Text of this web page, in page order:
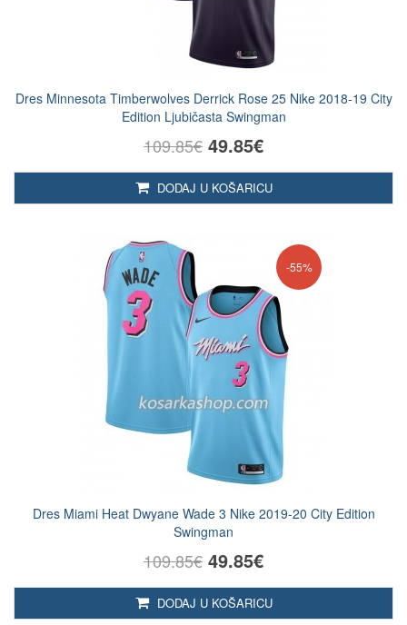
Dres Minnesota Timberwolves Derrick Rose 25 Nike 2018-19 City
Edition Ljubičasta Swingman
109.85€ 49.85€
DODAJ U KOŠARICU
-55%
Dres Miami Heat Dwyane Wade 3 Nike 2019-20 City Edition
Swingman
109.85€ 49.85€
DODAJ U KOŠARICU